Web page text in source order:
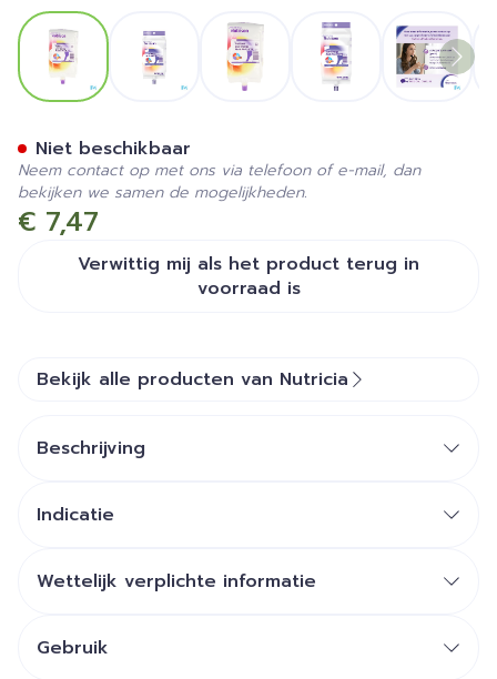
View larger imageView larger imageView larger imageView larger image
View
€ 7,47
Verwittig mij als het product terug in
voorraad is
Niet beschikbaar
Neem contact op met ons via telefoon of e-mail, dan
bekijken we samen de mogelijkheden.
Bekijk alle producten van Nutricia
Beschrijving
Indicatie
Wettelijk verplichte informatie
Gebruik